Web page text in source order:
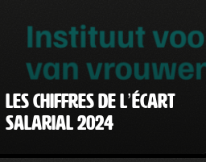
Les chiffres de l’écart
salarial 2024